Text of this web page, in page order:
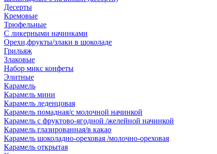
Десерты
Кремовые
Трюфельные
С ликерными начинками
Орехи,фрукты/злаки в шоколаде
Грильяж
Злаковые
Набор микс конфеты
Элитные
Карамель
Карамель мини
Карамель леденцовая
Карамель помадная/с молочной начинкой
Карамель с фруктово-ягодной /желейной начинкой
Карамель глазированная/в какао
Карамель шоколадно-ореховая /молочно-ореховая
Карамель открытая